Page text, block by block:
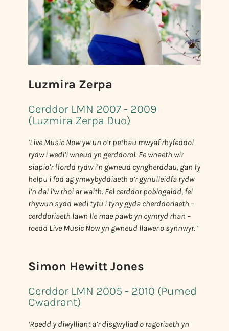
Luzmira Zerpa
Cerddor LMN 2007 - 2009
(Luzmira Zerpa Duo)
‘Live Music Now yw un o’r pethau mwyaf rhyfeddol
rydw i wedi’i wneud yn gerddorol. Fe wnaeth wir
siapio’r ffordd rydw i’n gwneud cyngherddau, gan fy
helpu i fod ag ymwybyddiaeth o’r gynulleidfa rydw
i’n dal i’w rhoi ar waith. Fel cerddor poblogaidd, fel
rhywun sydd wedi tyfu i fyny gyda cherddoriaeth –
cerddoriaeth lawn lle mae pawb yn cymryd rhan –
roedd Live Music Now yn gwneud llawer o synnwyr. ‘
Simon Hewitt Jones
Cerddor LMN 2005 - 2010 (Pumed
Cwadrant)
‘Roedd y diwylliant a’r disgwyliad o ragoriaeth yn